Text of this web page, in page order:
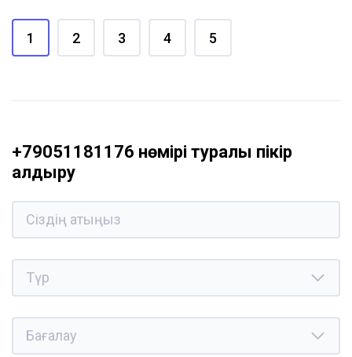
1 2 3 4 5
+79051181176 нөмірі туралы пікір
қалдыру